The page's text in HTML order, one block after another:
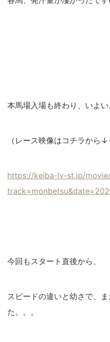
本馬場入場も終わり、いよい
（レース映像はコチラから
https://keiba-lv-st.jp/
今回もスタート直後から、
スピードの違いと幼さで、
た。。。